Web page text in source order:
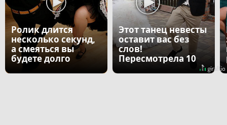
Ролик длится
несколько секунд,
а смеяться вы
будете долго
Этот танец невесты
оставит вас без
слов!
Пересмотрела 10